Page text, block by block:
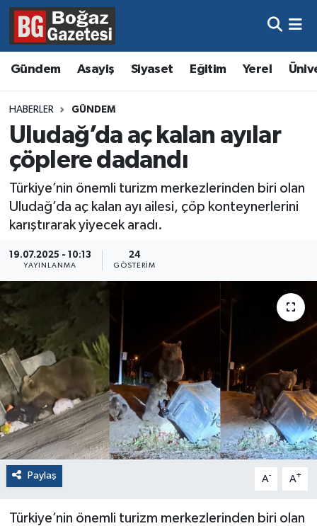
Gündem Asayiş Siyaset Eğitim Yerel
HABERLER GÜNDEM
Uludağ’da aç kalan ayılar
çöplere dadandı
Türkiye’nin önemli turizm merkezlerinden biri olan
Uludağ’da aç kalan ayı ailesi, çöp konteynerlerini
karıştırarak yiyecek aradı.
19.07.2025 - 10:13
YAYINLANMA
24
GÖSTERIM
Paylaş A- A+
Türkiye’nin önemli turizm merkezlerinden biri olan
Asayiş
Eğitim
Ekonomi
Gündem
Kültür ve Sanat
Magazin
Resmi İlanlar
Hava Durumu
Trafik Durumu
Süper Lig Puan Durumu ve Fikstür
Tüm Manşetler
Son Dakika Haberleri
Haber Arşivi